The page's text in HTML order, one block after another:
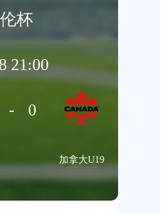
杯
21:00
0
加拿大U19